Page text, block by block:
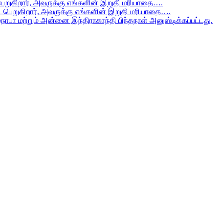
அவருக்கு எங்களின் இறுதி மரியாதை….
அவருக்கு எங்களின் இறுதி மரியாதை….
மற்றும் அன்னை இந்திராகாந்தி பிந்தநாள் அனுஸ்டிக்கப்பட்டது.